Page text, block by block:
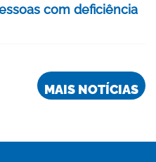
com deficiência
MAIS NOTÍCIAS